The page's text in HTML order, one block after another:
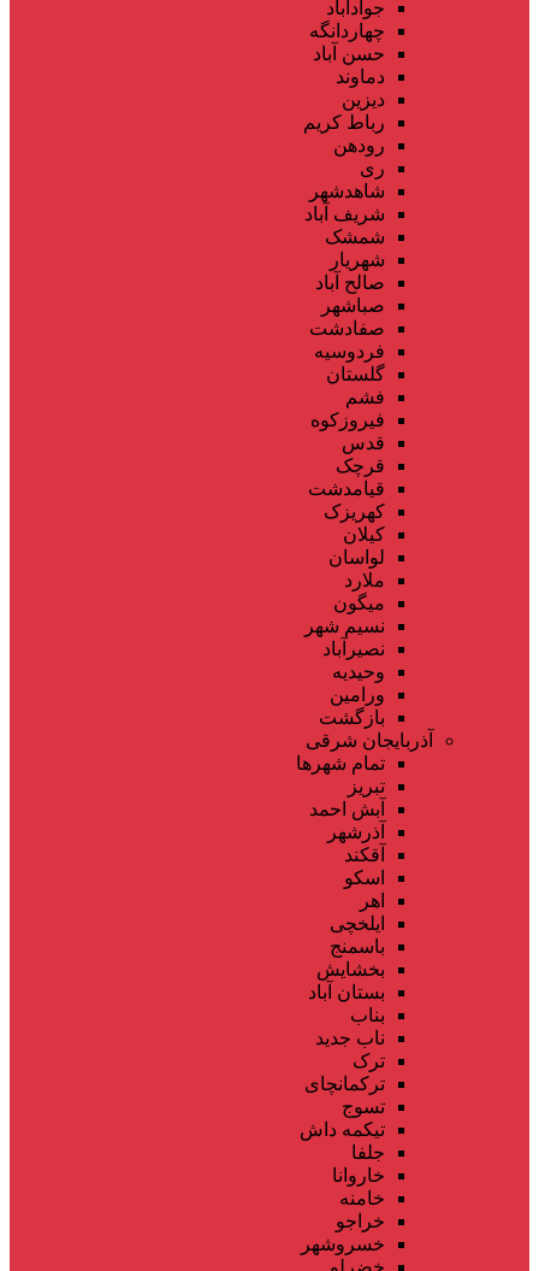
جوادآباد
چهاردانگه
حسن آباد
دماوند
دیزین
رباط کریم
رودهن
ری
شاهدشهر
شریف آباد
شمشک
شهریار
صالح آباد
صباشهر
صفادشت
فردوسیه
گلستان
فشم
فیروزکوه
قدس
قرچک
قیامدشت
کهریزک
کیلان
لواسان
ملارد
میگون
نسیم شهر
نصیرآباد
وحیدیه
ورامین
بازگشت
آذربایجان شرقی
تمام شهر‌ها
تبریز
آبش احمد
آذرشهر
آقکند
اسکو
اهر
ایلخچی
باسمنج
بخشایش
بستان آباد
بناب
ناب جدید
ترک
ترکمانچای
تسوج
تیکمه داش
جلفا
خاروانا
خامنه
خراجو
خسروشهر
خضرلو